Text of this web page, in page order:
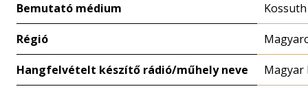
Bemutató médium Kossuth
Régió
Hangfelvételt készítő rádió/műhely neve Magyar